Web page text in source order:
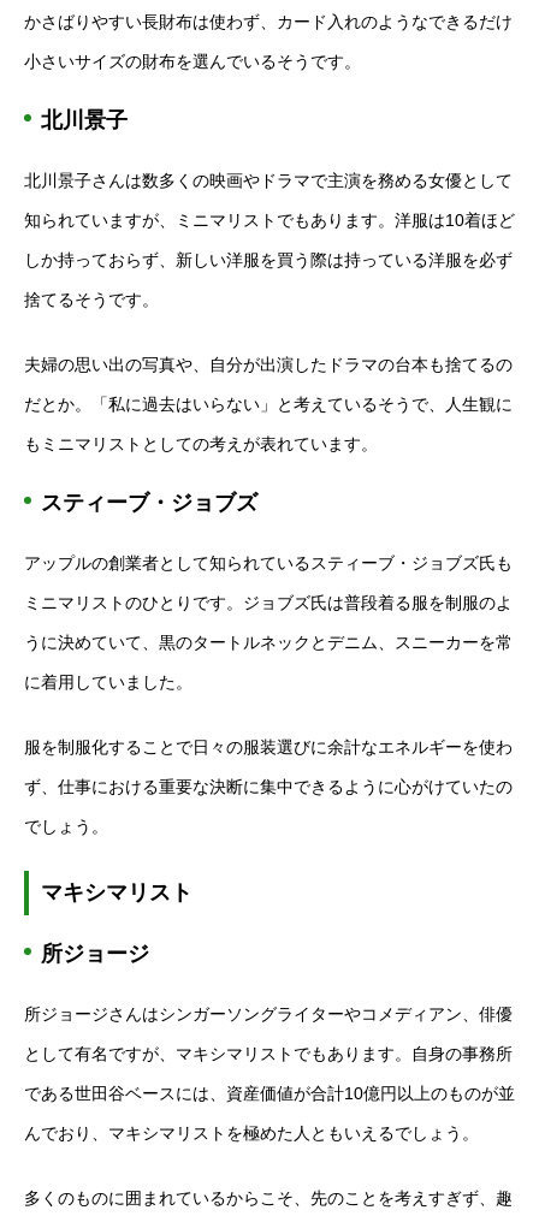
かさばりやすい長財布は使わず、カード入れのようなできるだけ
小さいサイズの財布を選んでいるそうです。
北川景子
北川景子さんは数多くの映画やドラマで主演を務める女優として
知られていますが、ミニマリストでもあります。洋服は10着ほど
しか持っておらず、新しい洋服を買う際は持っている洋服を必ず
捨てるそうです。
夫婦の思い出の写真や、自分が出演したドラマの台本も捨てるの
だとか。「私に過去はいらない」と考えているそうで、人生観に
もミニマリストとしての考えが表れています。
スティーブ・ジョブズ
アップルの創業者として知られているスティーブ・ジョブズ氏も
ミニマリストのひとりです。ジョブズ氏は普段着る服を制服のよ
うに決めていて、黒のタートルネックとデニム、スニーカーを常
に着用していました。
服を制服化することで日々の服装選びに余計なエネルギーを使わ
ず、仕事における重要な決断に集中できるように心がけていたの
でしょう。
マキシマリスト
所ジョージ
所ジョージさんはシンガーソングライターやコメディアン、俳優
として有名ですが、マキシマリストでもあります。自身の事務所
である世田谷ベースには、資産価値が合計10億円以上のものが並
んでおり、マキシマリストを極めた人ともいえるでしょう。
多くのものに囲まれているからこそ、先のことを考えすぎず、趣